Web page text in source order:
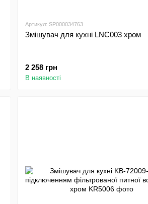
Артикул: SP000034763
Змішувач для кухні LNC003 хром
2 258 грн
В наявності